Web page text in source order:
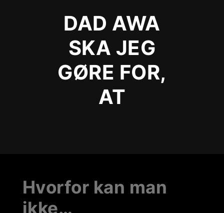
DAD AWA
SKA JEG
GØRE FOR,
AT
Hvorfor kan man
ikke…